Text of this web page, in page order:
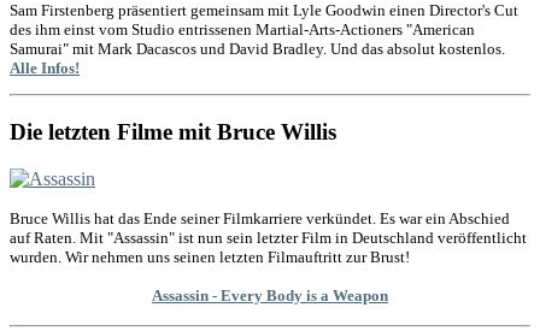
Sam Firstenberg präsentiert gemeinsam mit Lyle Goodwin einen Director's Cut
des ihm einst vom Studio entrissenen Martial-Arts-Actioners "American
Samurai" mit Mark Dacascos und David Bradley. Und das absolut kostenlos.
Alle Infos!
Die letzten Filme mit Bruce Willis
Bruce Willis hat das Ende seiner Filmkarriere verkündet. Es war ein Abschied
auf Raten. Mit "Assassin" ist nun sein letzter Film in Deutschland veröffentlicht
wurden. Wir nehmen uns seinen letzten Filmauftritt zur Brust!
Assassin - Every Body is a Weapon